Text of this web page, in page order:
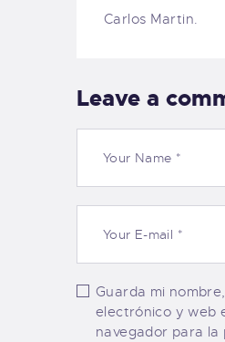
Carlos Martin.
Leave a
Guarda mi
electrónico y web
navegador para la